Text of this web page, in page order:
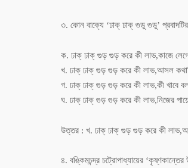
৩. কোন বাক্যে ‘ঢাক্ ঢাক্ গুডু গুডু’
ক. ঢাক্ ঢাক্ গুড় গুড় করে কী লাভ,কাজে
খ. ঢাক্ ঢাক্ গুড় গুড় করে কী লাভ,আসল
গ. ঢাক্ ঢাক্ গুড় গুড় করে কী লাভ,কী খাবে
ঘ. ঢাক্ ঢাক্ গুড় গুড় করে কী লাভ,নিজের
উত্তর : খ. ঢাক্ ঢাক্ গুড় গুড় করে কী
৪. বঙ্কিমচন্দ্র চট্রোপাধ্যায়ের